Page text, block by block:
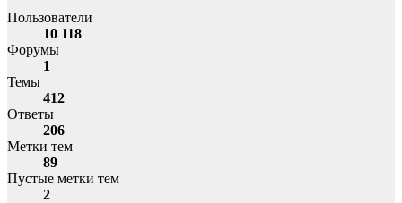
Пользователи
10 118
Форумы
1
Темы
412
Ответы
206
Метки тем
89
Пустые метки тем
2